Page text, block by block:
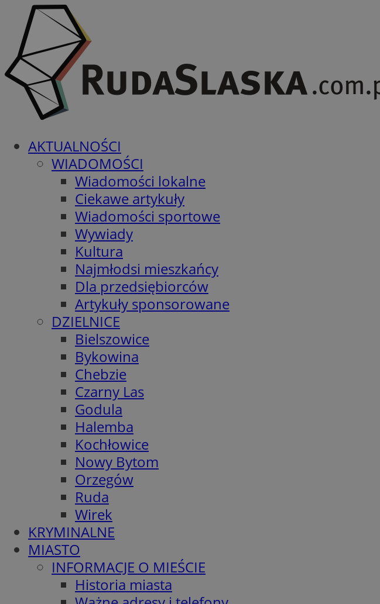
AKTUALNOŚCI
WIADOMOŚCI
Wiadomości lokalne
Ciekawe artykuły
Wiadomości sportowe
Wywiady
Kultura
Najmłodsi mieszkańcy
Dla przedsiębiorców
Artykuły sponsorowane
DZIELNICE
Bielszowice
Bykowina
Chebzie
Czarny Las
Godula
Halemba
Kochłowice
Nowy Bytom
Orzegów
Ruda
Wirek
KRYMINALNE
MIASTO
INFORMACJE O MIEŚCIE
Historia miasta